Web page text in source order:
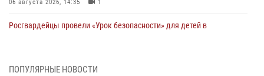
06 августа 2026, 14:35 1
Росгвардейцы провели «Урок безопасности» для детей в
ПОПУЛЯРНЫЕ НОВОСТИ